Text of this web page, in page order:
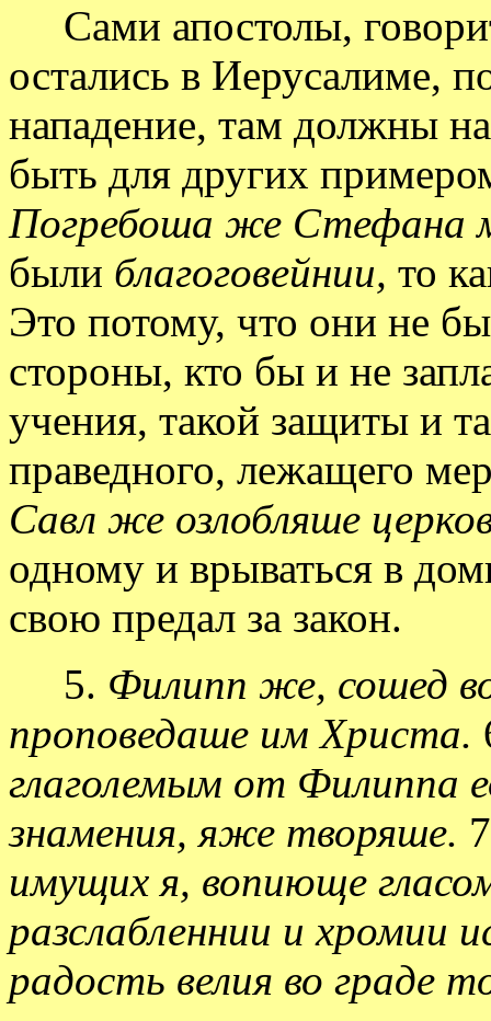
Сами апостолы,
остались в Иерусалиме,
нападение, там должны
быть для других
Погребоша же Стефана
были благоговейнии, то
Это потому, что они не
стороны, кто бы и не
учения, такой защиты и
праведного, лежащего
Савл же озлобляше
одному и врываться в
свою предал за закон.
5. Филипп же, сошед
проповедаше им Христа.
глаголемым от Филиппа
знамения, яже творяше.
имущих я, вопиюще
разслабленнии и хромии
радость велия во граде